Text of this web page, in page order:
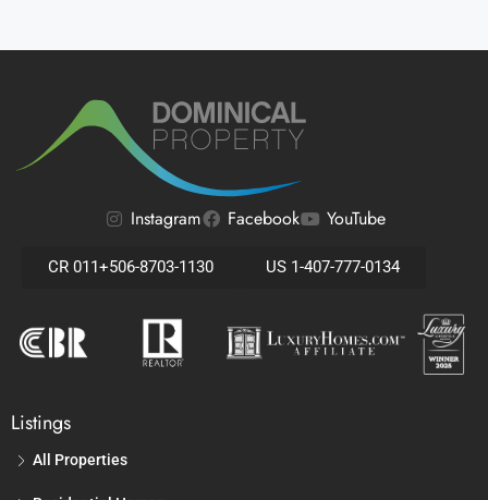
Instagram Facebook YouTube
CR 011+506-8703-1130 US 1-407-777-0134
Listings
All Properties